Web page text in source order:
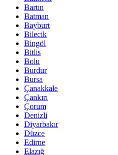
Bartın
Batman
Bayburt
Bilecik
Bingöl
Bitlis
Bolu
Burdur
Bursa
Çanakkale
Çankırı
Çorum
Denizli
Diyarbakır
Düzce
Edirne
Elazığ